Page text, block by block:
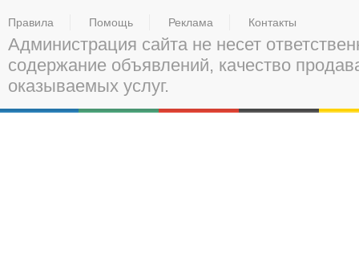
Правила Помощь Реклама Контакты
Администрация сайта не несет
содержание объявлений, качество
оказываемых услуг.